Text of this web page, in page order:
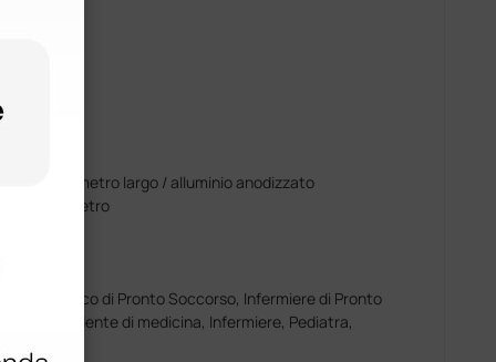
diametro largo / alluminio anodizzato
/ fibra di vetro
Medico di Pronto Soccorso,‎ Infermiere di Pronto
Studente di medicina,‎ Infermiere,‎ Pediatra,‎